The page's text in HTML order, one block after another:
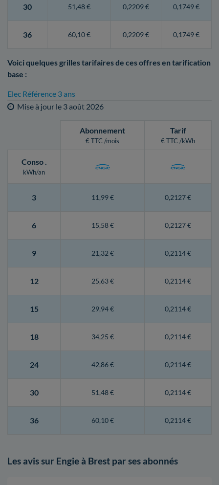
30 51,48 € 0,2209 € 0,1749 €
36 60,10 € 0,2209 € 0,1749 €
Voici quelques grilles tarifaires de ces offres en tarification
base :
Elec Référence 3 ans
Mise à jour le 3 août 2026
Abonnement
€ TTC /mois
Tarif
€ TTC /kWh
Conso.
kWh/an
3 11,99 € 0,2127 €
6 15,58 € 0,2127 €
9 21,32 € 0,2114 €
12 25,63 € 0,2114 €
15 29,94 € 0,2114 €
18 34,25 € 0,2114 €
24 42,86 € 0,2114 €
30 51,48 € 0,2114 €
36 60,10 € 0,2114 €
Les avis sur Engie à Brest par ses abonnés